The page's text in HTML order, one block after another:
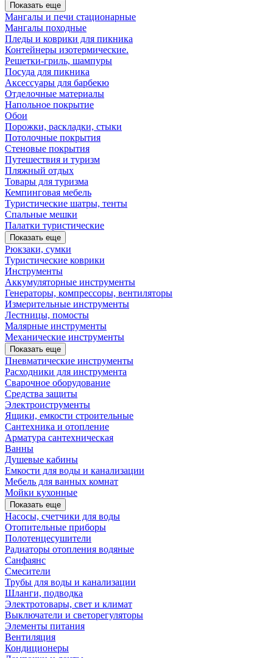
Показать еще
Мангалы и печи стационарные
Мангалы походные
Пледы и коврики для пикника
Контейнеры изотермические.
Решетки-гриль, шампуры
Посуда для пикника
Аксессуары для барбекю
Отделочные материалы
Напольное покрытие
Обои
Порожки, раскладки, стыки
Потолочные покрытия
Стеновые покрытия
Путешествия и туризм
Пляжный отдых
Товары для туризма
Кемпинговая мебель
Туристические шатры, тенты
Спальные мешки
Палатки туристические
Показать еще
Рюкзаки, сумки
Туристические коврики
Инструменты
Аккумуляторные инструменты
Генераторы, компрессоры, вентиляторы
Измерительные инструменты
Лестницы, помосты
Малярные инструменты
Механические инструменты
Показать еще
Пневматические инструменты
Расходники для инструмента
Сварочное оборудование
Средства защиты
Электроиструменты
Ящики, емкости строительные
Сантехника и отопление
Арматура сантехническая
Ванны
Душевые кабины
Емкости для воды и канализации
Мебель для ванных комнат
Мойки кухонные
Показать еще
Насосы, счетчики для воды
Отопительные приборы
Полотенцесушители
Радиаторы отопления водяные
Санфаянс
Смесители
Трубы для воды и канализации
Шланги, подводка
Электротовары, свет и климат
Выключатели и светорегуляторы
Элементы питания
Вентиляция
Кондиционеры